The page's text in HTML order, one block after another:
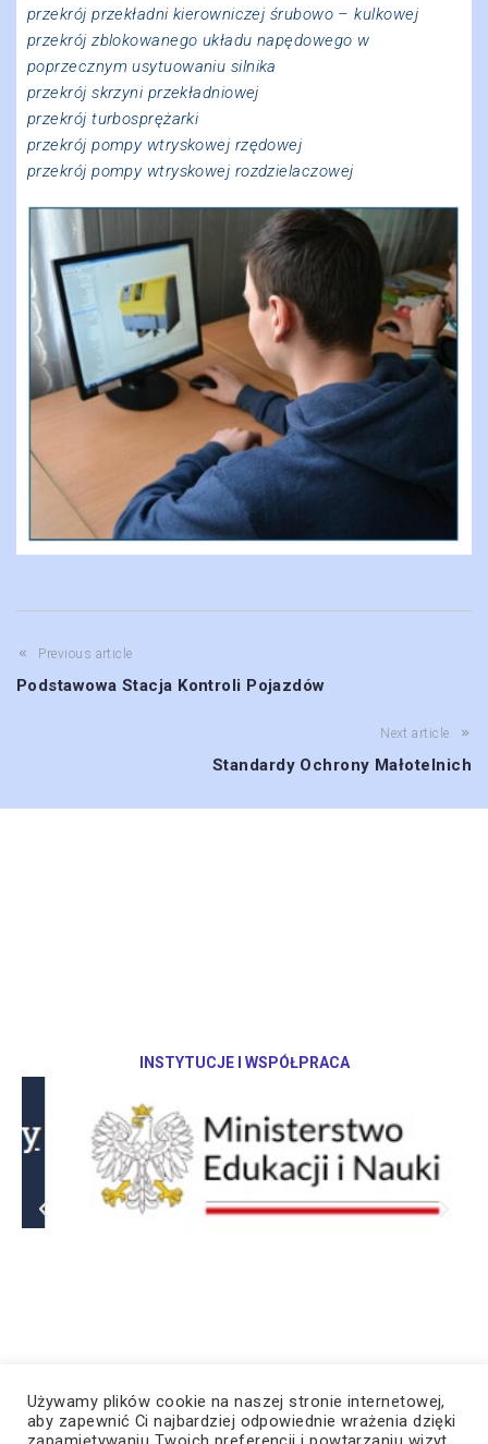
przekrój przekładni kierowniczej śrubowo – kulkowej
przekrój zblokowanego układu napędowego w
poprzecznym usytuowaniu silnika
przekrój skrzyni przekładniowej
przekrój turbosprężarki
przekrój pompy wtryskowej rzędowej
przekrój pompy wtryskowej rozdzielaczowej
Previous article
Podstawowa Stacja Kontroli Pojazdów
Next article
Standardy Ochrony Małotelnich
INSTYTUCJE I WSPÓŁPRACA
Używamy plików cookie na naszej stronie internetowej,
aby zapewnić Ci najbardziej odpowiednie wrażenia dzięki